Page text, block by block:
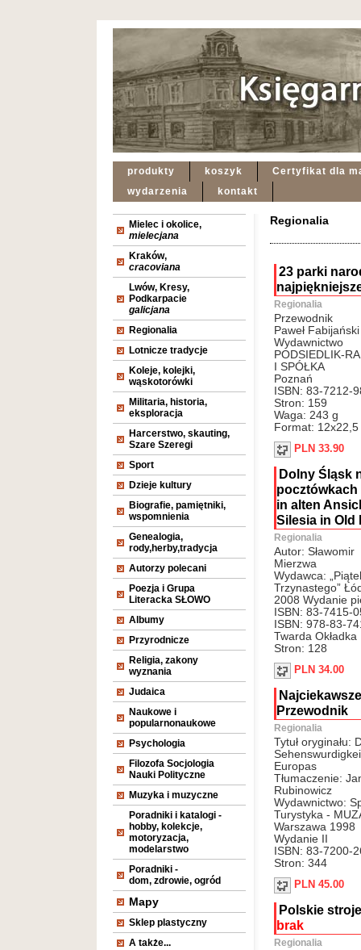
produkty koszyk
Certyfikat dla
wydarzenia
kontakt
Mielec i okolice,
mielecjana
Kraków,
cracoviana
Lwów, Kresy,
Podkarpacie
galicjana
Regionalia
Lotnicze tradycje
Koleje, kolejki,
wąskotorówki
Militaria, historia,
eksploracja
Harcerstwo, skauting,
Szare Szeregi
Sport
Dzieje kultury
Biografie, pamiętniki,
wspomnienia
Genealogia,
rody,herby,tradycja
Autorzy polecani
Poezja i Grupa
Literacka SŁOWO
Albumy
Przyrodnicze
Religia, zakony
wyznania
Judaica
Naukowe i
popularnonaukowe
Psychologia
Filozofa Socjologia
Nauki Polityczne
Muzyka i muzyczne
Poradniki i katalogi -
hobby, kolekcje,
motoryzacja,
modelarstwo
Poradniki -
dom, zdrowie, ogród
Mapy
Sklep plastyczny
A także...
Regionalia
23 parki
Regionalia
Przewodnik
Paweł Fabijański
Wydawnictwo
PODSIEDLIK-
I SPÓŁKA
Poznań
ISBN: 83-7212-
Stron: 159
Waga: 243 g
Format: 12x22,5
PLN 33.90
Dolny Śląsk
pocztówkach
in alten
Silesia in Old
Regionalia
Autor: Sławomir
Mierzwa
Wydawca:
Trzynastego”
2008 Wydanie
ISBN: 83-7415-
ISBN: 978-83-
Twarda Okładka
Stron: 128
PLN 34.00
Przewodnik
Regionalia
Tytuł oryginału:
Europas
Tłumaczenie:
Rubinowicz
Wydawnictwo:
Turystyka -
Warszawa 1998
Wydanie II
ISBN: 83-7200-
Stron: 344
PLN 45.00
Polskie
brak
Regionalia